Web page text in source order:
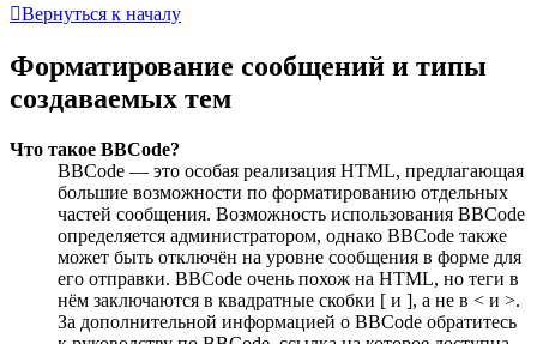
Вернуться к началу
Форматирование сообщений и типы
создаваемых тем
Что такое BBCode?
BBCode — это особая реализация HTML, предлагающая
большие возможности по форматированию отдельных
частей сообщения. Возможность использования BBCode
определяется администратором, однако BBCode также
может быть отключён на уровне сообщения в форме для
его отправки. BBCode очень похож на HTML, но теги в
нём заключаются в квадратные скобки [ и ], а не в < и >.
За дополнительной информацией о BBCode обратитесь